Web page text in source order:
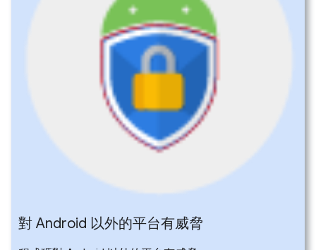
對 Android 以外的平台有威脅